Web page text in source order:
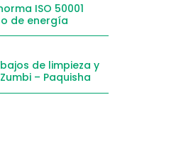
ISO 50001
de energía
de limpieza y
– Paquisha